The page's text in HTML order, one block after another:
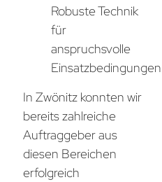
Robuste Technik
für
anspruchsvolle
In Zwönitz konnten wir
bereits zahlreiche
Auftraggeber aus
diesen Bereichen
erfolgreich